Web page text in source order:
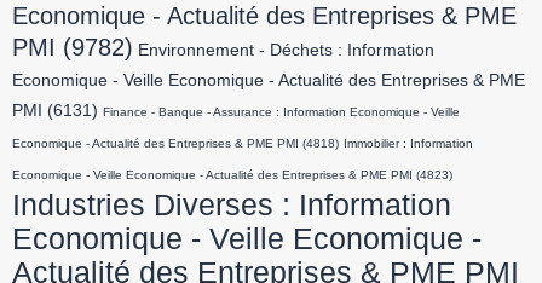
Economique - Actualité des Entreprises & PME
PMI (9782) Environnement - Déchets : Information
Economique - Veille Economique - Actualité des Entreprises & PME
PMI
(6131) Finance - Banque - Assurance : Information Economique - Veille
Economique - Actualité des Entreprises & PME PMI (4818) Immobilier : Information
Economique - Veille Economique - Actualité des Entreprises & PME PMI (4823)
Industries Diverses : Information
Economique - Veille Economique -
Actualité des Entreprises & PME PMI